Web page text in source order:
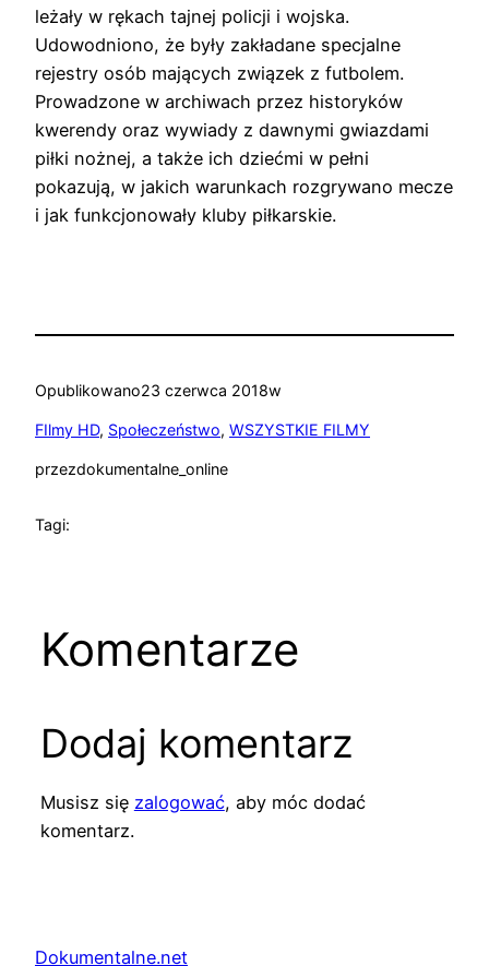
leżały w rękach tajnej policji i wojska.
Udowodniono, że były zakładane specjalne
rejestry osób mających związek z futbolem.
Prowadzone w archiwach przez historyków
kwerendy oraz wywiady z dawnymi gwiazdami
piłki nożnej, a także ich dziećmi w pełni
pokazują, w jakich warunkach rozgrywano mecze
i jak funkcjonowały kluby piłkarskie.
Opublikowano23 czerwca 2018w
FIlmy HD, Społeczeństwo, WSZYSTKIE FILMY
przezdokumentalne_online
Tagi:
Komentarze
Dodaj komentarz
Musisz się zalogować, aby móc dodać
komentarz.
Dokumentalne.net